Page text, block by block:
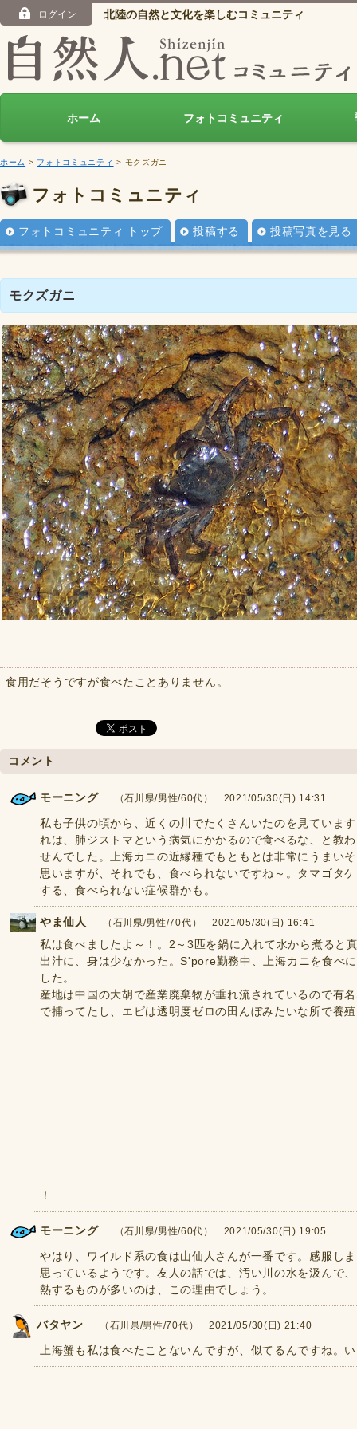
ログイン 北陸の自然と文化を楽しむコミュニティ
ホーム フォトコミュニティ
ホーム > フォトコミュニティ > モクズガニ
フォトコミュニティ
フォトコミュニティ トップ 投稿する 投稿写真を見る
モクズガニ
食用だそうですが食べたことありません。
コメント
モーニング （石川県/男性/60代） 2021/05/30(日) 14:31
私も子供の頃から、近くの川でたくさんいたのを見ていま
れは、肺ジストマという病気にかかるので食べるな、と教
せんでした。上海カニの近縁種でもともとは非常にうまい
思いますが、それでも、食べられないですね～。タマゴタ
する、食べられない症候群かも。
やま仙人 （石川県/男性/70代） 2021/05/30(日) 16:41
私は食べましたよ～！。2～3匹を鍋に入れて水から煮ると
出汁に、身は少なかった。S'pore勤務中、上海カニを食べ
した。
産地は中国の大胡で産業廃棄物が垂れ流されているので有
で捕ってたし、エビは透明度ゼロの田んぼみたいな所で養
！
モーニング （石川県/男性/60代） 2021/05/30(日) 19:05
やはり、ワイルド系の食は山仙人さんが一番です。感服し
思っているようです。友人の話では、汚い川の水を汲んで
熱するものが多いのは、この理由でしょう。
バタヤン （石川県/男性/70代） 2021/05/30(日) 21:40
上海蟹も私は食べたことないんですが、似てるんですね。